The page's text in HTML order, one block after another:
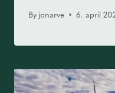
By jonarve 6. april